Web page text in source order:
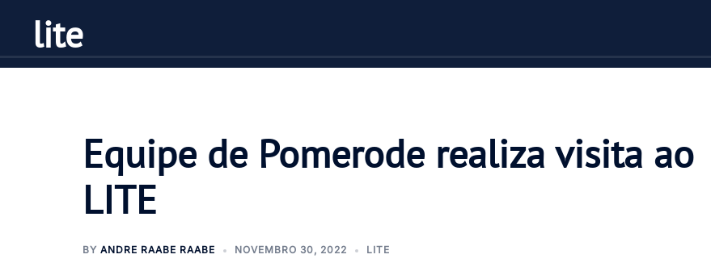
conteúdo
lite
Equipe de Pomerode realiza visita ao
LITE
BY ANDRE RAABE RAABE NOVEMBRO 30, 2022 LITE